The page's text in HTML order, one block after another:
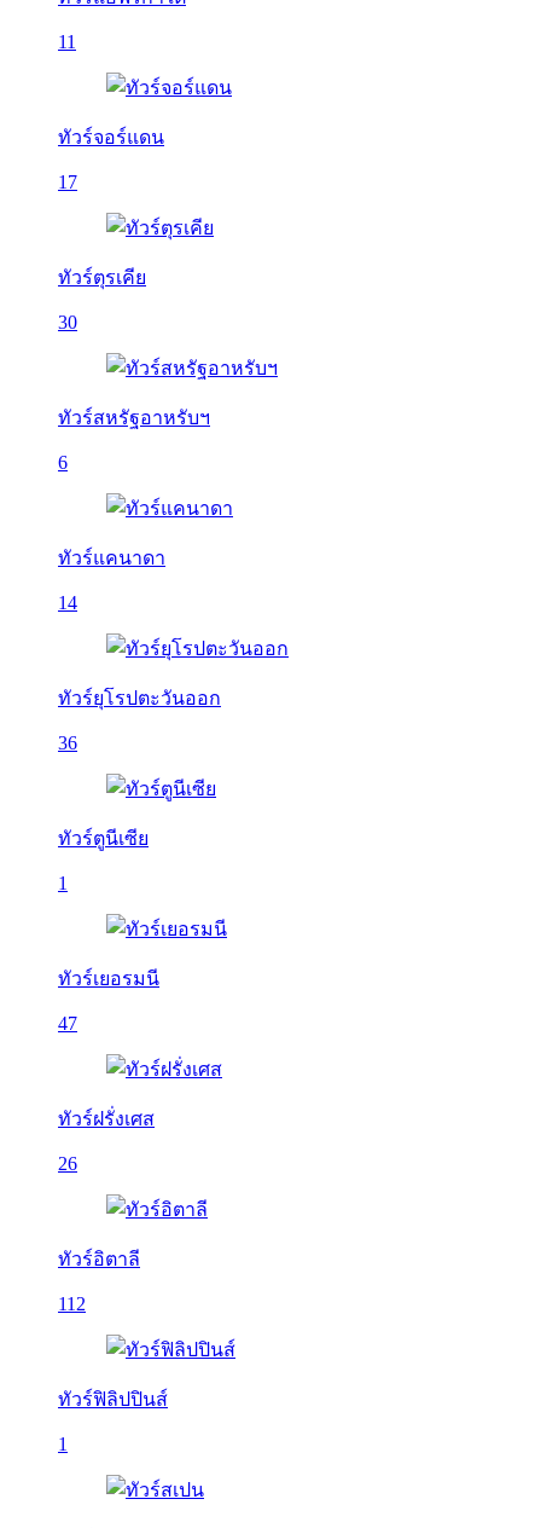
11
ทัวร์จอร์แดน
17
ทัวร์ตุรเคีย
30
ทัวร์สหรัฐอาหรับฯ
6
ทัวร์แคนาดา
14
ทัวร์ยุโรปตะวันออก
36
ทัวร์ตูนีเซีย
1
ทัวร์เยอรมนี
47
ทัวร์ฝรั่งเศส
26
ทัวร์อิตาลี
112
ทัวร์ฟิลิปปินส์
1